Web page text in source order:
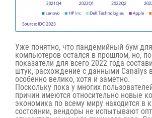
Уже понятно, что пандемийный бум
компьютеров остался в прошлом, но,
показатели для всего 2022 года
штук, расхождение с данными Canalys
особенно велико, хотя и заметно.
Поскольку пока у многих
причин имеются относительно новые
экономика по всему миру находится в
состоянии, вендоры не испытывают